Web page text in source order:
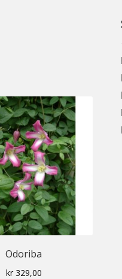
Odoriba
kr329,00